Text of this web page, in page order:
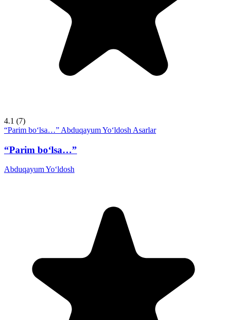
4.1 (7)
“Parim bo‘lsa…” Abduqayum Yo‘ldosh Asarlar
“Parim bo‘lsa…”
Abduqayum Yo‘ldosh